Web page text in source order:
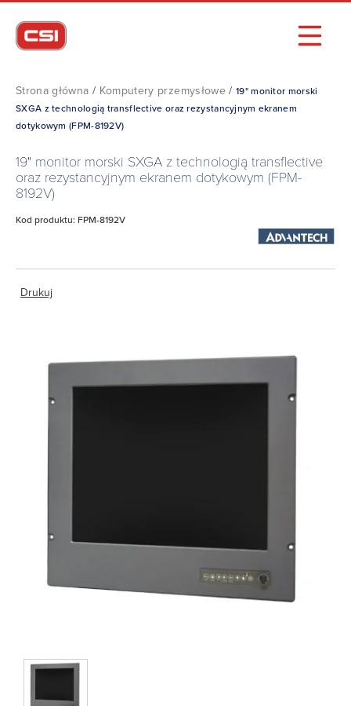
Strona główna / Komputery przemysłowe /19" monitor morski
SXGA z technologią transflective oraz rezystancyjnym ekranem
dotykowym (FPM-8192V)
19" monitor morski SXGA z technologią transflective
oraz rezystancyjnym ekranem dotykowym (FPM-
8192V)
Kod produktu: FPM-8192V
Drukuj